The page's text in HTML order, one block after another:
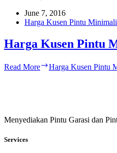
June 7, 2016
Harga Kusen Pintu
Harga Kusen Pintu
Read More Harga Kusen Pintu
Menyediakan Pintu Garasi dan
Services